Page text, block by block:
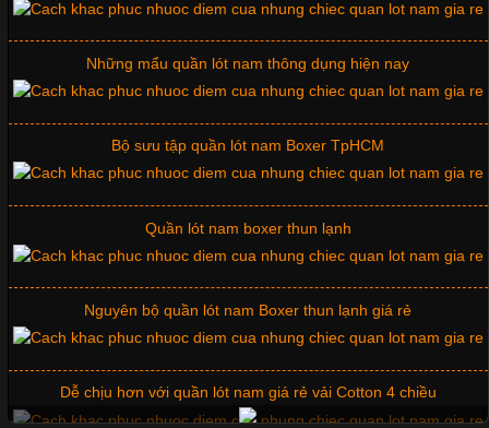
nhờ tính tiện dụng, dễ phối đồ và phù hợp với nhiều đối tượng.
quan trọng tạo nên phong cách riêng cho từng sản phẩm. Mỗi
loại cổ áo sẽ mang đến một vẻ đẹp khác
Những Mẫu Áo Thun Đồng Phục Công Ty Được Ưa
Chuộng Hiện Nay
Cập nhật 2026-06-01 14:23:34
Trong môi trường kinh doanh hiện đại, việc xây dựng hình ảnh
chuyên nghiệp đóng vai trò quan trọng đối với sự phát triển của
doanh nghiệp. Một trong những giải pháp hiệu quả được nhiều
đơn vị lựa chọn hiện nay là sử dụng áo thun đồng phục công ty.
Không chỉ giúp tạo sự đồng bộ, áo thun
Những mẩu quần lót nam thông dụng hiện nay
Bộ sưu tập quần lót nam Boxer TpHCM
Quần lót nam boxer thun lạnh
Nguyên bộ quần lót nam Boxer thun lạnh giá rẻ
Dễ chịu hơn với quần lót nam giá rẻ vải Cotton 4 chiều